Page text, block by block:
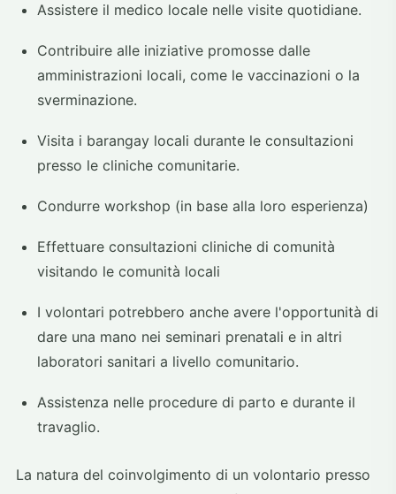
Assistere il medico locale nelle visite quotidiane.
Contribuire alle iniziative promosse dalle
amministrazioni locali, come le vaccinazioni o la
sverminazione.
Visita i barangay locali durante le consultazioni
presso le cliniche comunitarie.
Condurre workshop (in base alla loro esperienza)
Effettuare consultazioni cliniche di comunità
visitando le comunità locali
I volontari potrebbero anche avere l'opportunità di
dare una mano nei seminari prenatali e in altri
laboratori sanitari a livello comunitario.
Assistenza nelle procedure di parto e durante il
travaglio.
La natura del coinvolgimento di un volontario presso